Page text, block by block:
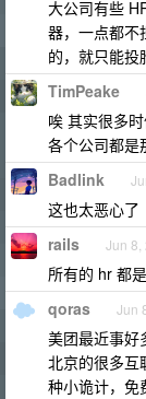
大公司有些
器，一点都不
的，就只能投
TimPeake
唉 其实很多
各个公司都是
Badlink
这也太恶心了
rails Jun 8,
所有的 hr 都
qoras Jun
美团最近事好
北京的很多互
种小诡计，免